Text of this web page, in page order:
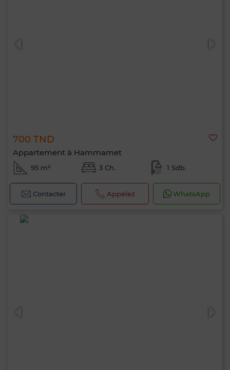
700 TND
Appartement à Hammamet
95 m² 3 Ch. 1 Sdb.
Contacter Appelez WhatsApp